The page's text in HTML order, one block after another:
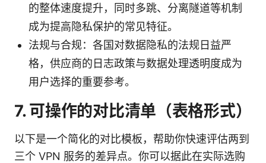
的整体速度提升，同时多跳、分离隧道等机制
成为提高隐私保护的常见特征。
法规与合规：各国对数据隐私的法规日益严
格，供应商的日志政策与数据处理透明度成为
用户选择的重要参考。
7. 可操作的对比清单（表格形式）
以下是一个简化的对比模板，帮助你快速评估两到
三个 VPN 服务的差异点。你可以据此在实际选购